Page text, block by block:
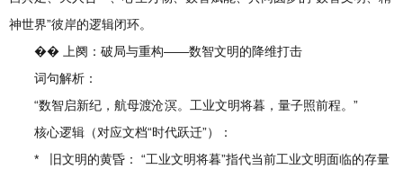
神世界”彼岸的逻辑闭环。
�� 上阕：破局与重构——数智文明的降维打击
词句解析：
“数智启新纪，航母渡沧溟。工业文明将暮，量子照前程。”
核心逻辑（对应文档“时代跃迁”）：
* 旧文明的黄昏： “工业文明将暮”指代当前工业文明面临的存量